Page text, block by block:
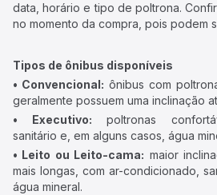
data, horário e tipo de poltrona.
no momento da compra, pois podem
Tipos de ônibus disponíveis
• Convencional: ônibus com
geralmente possuem uma inclinação
• Executivo: poltronas
sanitário e, em alguns casos, água
• Leito ou Leito-cama: maior
mais longas, com ar-condicionado,
água mineral.